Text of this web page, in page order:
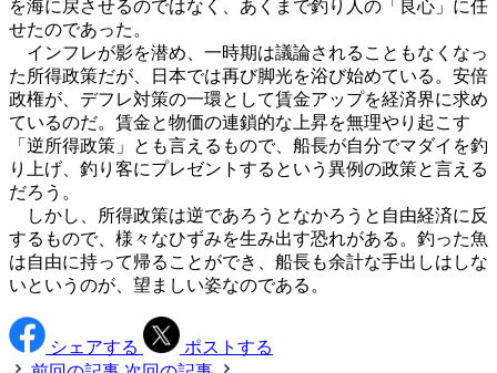
を海に戻させるのではなく、あくまで釣り人の「良心」に任
せたのであった。
インフレが影を潜め、一時期は議論されることもなくなっ
た所得政策だが、日本では再び脚光を浴び始めている。安倍
政権が、デフレ対策の一環として賃金アップを経済界に求め
ているのだ。賃金と物価の連鎖的な上昇を無理やり起こす
「逆所得政策」とも言えるもので、船長が自分でマダイを釣
り上げ、釣り客にプレゼントするという異例の政策と言える
だろう。
しかし、所得政策は逆であろうとなかろうと自由経済に反
するもので、様々なひずみを生み出す恐れがある。釣った魚
は自由に持って帰ることができ、船長も余計な手出しはしな
いというのが、望ましい姿なのである。
シェアする
ポストする